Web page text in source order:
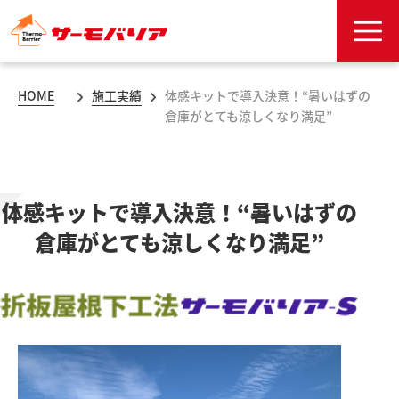
HOME 施工実績
体感キットで導入決意！“暑いはずの
倉庫がとても涼しくなり満足”
体感キットで導入決意！“暑いはずの
倉庫がとても涼しくなり満足”